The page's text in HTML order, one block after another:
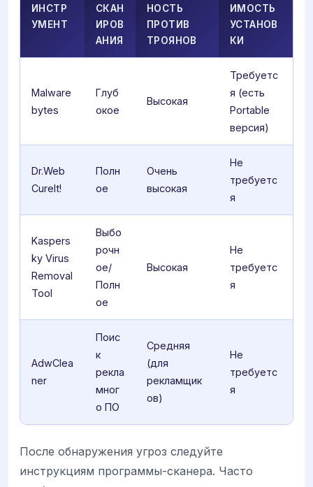
ИНСТР
УМЕНТ
СКАН
ИРОВ
АНИЯ
НОСТЬ
ПРОТИВ
ТРОЯНОВ
ИМОСТЬ
УСТАНОВ
КИ
Malware
bytes
Глуб
окое
Высокая
Требуетс
я (есть
Portable
версия)
Dr.Web
CureIt!
Полн
ое
Очень
высокая
Не
требуетс
я
Kaspers
ky Virus
Removal
Tool
Выбо
рочн
ое/
Полн
ое
Высокая
Не
требуетс
я
AdwClea
ner
Поис
к
рекла
мног
о ПО
Средняя
(для
рекламщик
ов)
Не
требуетс
я
После обнаружения угроз следуйте
инструкциям программы-сканера. Часто